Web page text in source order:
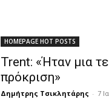
HOMEPAGE HOT POSTS
Trent: «Ήταν μια
πρόκριση»
Δημήτρης Τσικλητάρης - 7